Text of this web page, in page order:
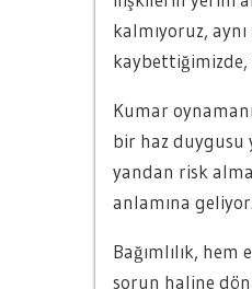
kalmıyoruz,
kaybettiğimizde,
Kumar
bir haz duygusu
yandan risk
anlamına
Bağımlılık,
sorun haline